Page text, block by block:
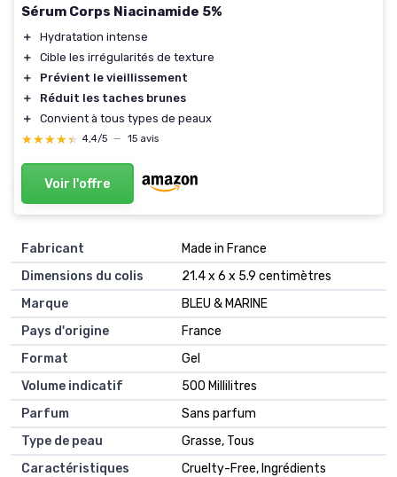
Sérum Corps Niacinamide 5%
＋
Hydratation intense
＋
Cible les irrégularités de texture
＋
Prévient le vieillissement
＋
Réduit les taches brunes
＋
Convient à tous types de peaux
★★★★★
★★★★★ 4,4/5 — 15 avis
Voir l'offre
Fabricant
‎Made in France
Dimensions du colis
‎21.4 x 6 x 5.9 centimètres
Marque
‎BLEU & MARINE
Pays d'origine
‎France
Format
‎Gel
Volume indicatif
‎500 Millilitres
Parfum
‎Sans parfum
Type de peau
‎Grasse, Tous
Caractéristiques
‎Cruelty-Free, Ingrédients